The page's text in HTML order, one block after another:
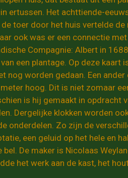
ertussen. Het achttiende-
toer door het huis vertelde
ook was er een connectie
Compagnie: Albert in
een plantage. Op deze kaart
nog worden gedaan. Een
hoog. Dit is niet zomaar
is hij gemaakt in opdracht
Dergelijke klokken worden
onderdelen. Zo zijn de
een geluid op het hele en
De maker is Nicolaas
het werk aan de kast, het